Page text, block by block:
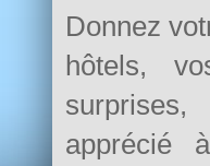
Donnez
hôtels,
apprécié